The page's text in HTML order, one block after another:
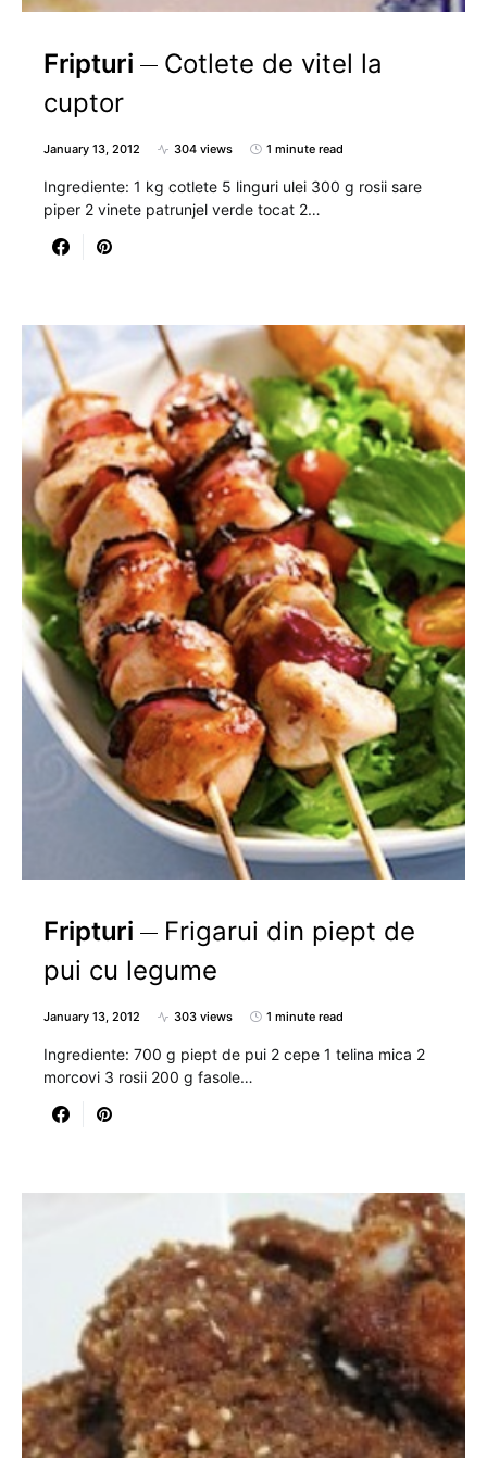
Fripturi
Cotlete de vitel la
cuptor
January 13, 2012 304 views 1 minute read
Ingrediente: 1 kg cotlete 5 linguri ulei 300 g rosii sare
piper 2 vinete patrunjel verde tocat 2…
Fripturi
Frigarui din piept de
pui cu legume
January 13, 2012 303 views 1 minute read
Ingrediente: 700 g piept de pui 2 cepe 1 telina mica 2
morcovi 3 rosii 200 g fasole…